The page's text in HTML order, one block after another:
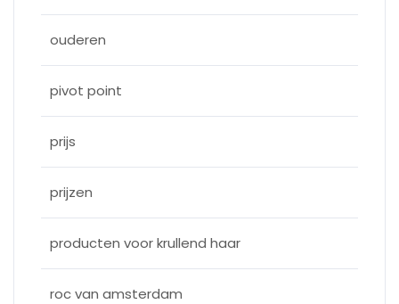
ouderen
pivot point
prijs
prijzen
producten voor krullend haar
roc van amsterdam